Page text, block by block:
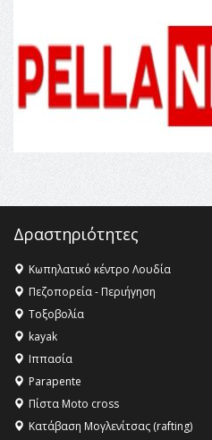
Το πρόγραμμα του
Champions League!
16:27 -
Όλυμπος: Εντάχθηκε
Κληρονομιάς της UNESCO –
Όλυμπος αναγνωρίστηκε ως
αγαθό εξέχουσας
ανθρωπότητα
16:18 -
ΕΝΟΡΙΑΚΕΣ
ΣΤΗΝ ΕΔΕΣΣΑ
Δραστηριότητες
Κωπηλατικό κέντρο Λουδία
Πεζοπορεία - Περιήγηση
Τοξοβολία
kayak
Ιππασία
Parapente
Πίστα Moto cross
Κατάβαση Μογλενίτσας (rafting)